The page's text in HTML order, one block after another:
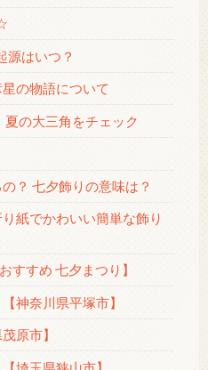
源はいつ？
の物語について
の大三角をチェック
？ 七夕飾りの意味は？
紙でかわいい簡単な飾り
すすめ 七夕まつり】
神奈川県平塚市】
原市】